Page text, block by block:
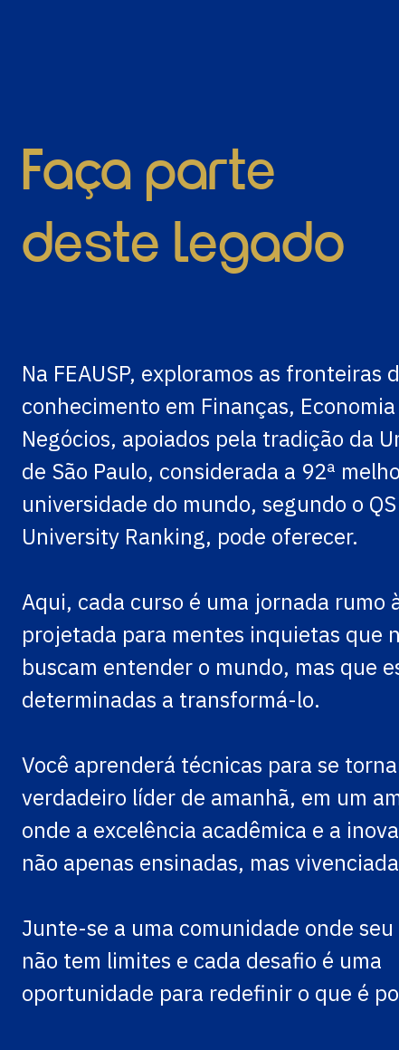
Faça parte
deste legado
Na FEAUSP, exploramos as fronteiras
conhecimento em Finanças,
Negócios, apoiados pela tradição da
de São Paulo, considerada a 92ª
universidade do mundo, segundo o
University Ranking, pode oferecer.
Aqui, cada curso é uma jornada rumo
projetada para mentes inquietas que
buscam entender o mundo, mas que
determinadas a transformá-lo.
Você aprenderá técnicas para se
verdadeiro líder de amanhã, em um
onde a excelência acadêmica e a
não apenas ensinadas, mas
Junte-se a uma comunidade onde
não tem limites e cada desafio é uma
oportunidade para redefinir o que é